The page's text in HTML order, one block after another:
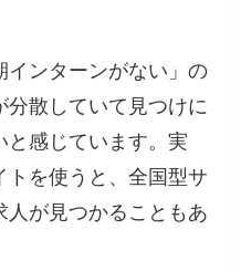
インターンがない」の
散していて見つけに
と感じています。実
トを使うと、全国型サ
人が見つかることもあ